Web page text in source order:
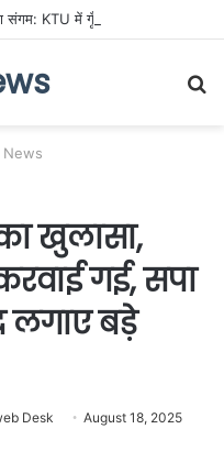
News
खुलासा,
गई, सपा
लगाए बड़े
Desk August 18, 2025